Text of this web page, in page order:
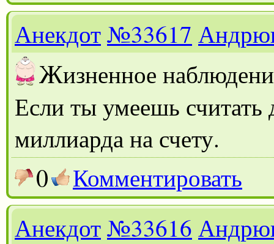
Анекдот№33617
Жизненное
Если ты умеешь считать
миллиарда на счету.
0
Комментировать
Анекдот№33616